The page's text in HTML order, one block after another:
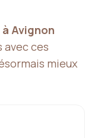
Avignon
avec ces
mieux